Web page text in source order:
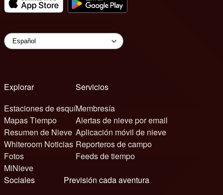
Explorar
Estaciones de esquí
Mapas Tiempo
Resumen de Nieve
Whiteroom Noticias
Fotos
MiNieve
Servicios
Membresía
Alertas de nieve por email
Aplicación móvil de nieve
Reporteros de campo
Feeds de tiempo
Sociales
Previsión cada aventura